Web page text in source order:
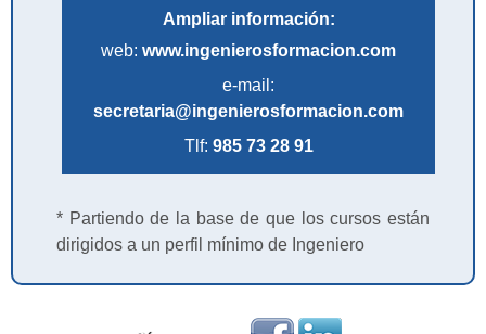
Ampliar información:
web: www.ingenierosformacion.com
e-mail:
secretaria@ingenierosformacion.com
Tlf: 985 73 28 91
* Partiendo de la base de que los cursos están
dirigidos a un perfil mínimo de Ingeniero